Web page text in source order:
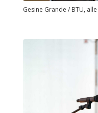
Gesine Grande / BTU,